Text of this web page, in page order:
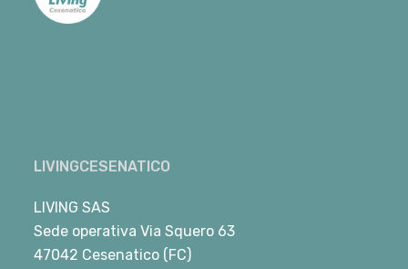
LIVINGCESENATICO
LIVING SAS
Sede operativa Via Squero 63
47042 Cesenatico (FC)